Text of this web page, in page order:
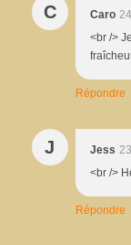
C Caro
<br />
Répondre
J Jess
<br />
Répondre